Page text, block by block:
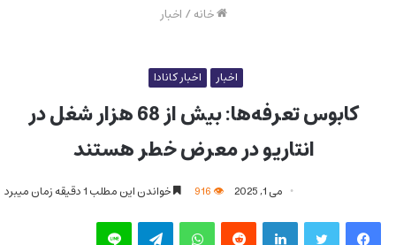
خانه/ اخبار
اخبار اخبار کانادا
کابوس تعرفه‌ها: بیش از 68 هزار شغل در
انتاریو در معرض خطر هستند
می 1, 2025 خواندن این مطلب 1 دقیقه زمان میبرد
فیس بوک توییتر لینکدین‫رددیت واتس آپ تلگرام لاین